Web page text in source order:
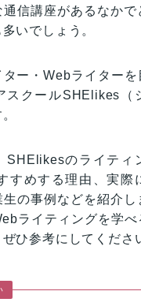
信講座があるなかで
いでしょう。
ー・Webライター
スクールSHElikes（
SHElikesのライティ
すめする理由、実際
の事例などを紹介し
ライティングを学べ
ひ参考にしてくださ